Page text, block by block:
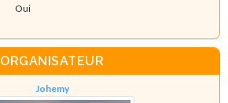
Oui
ORGANISATEUR
Johemy